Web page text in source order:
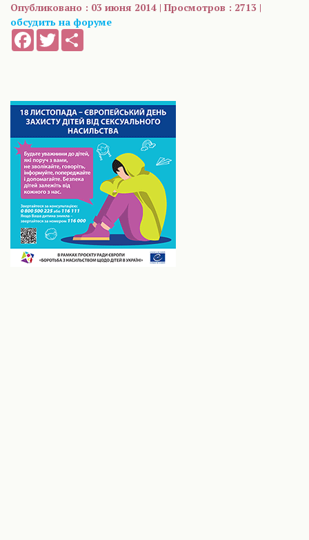
Опубликовано : 03 июня 2014 | Просмотров : 2713 |
обсудить на форуме
FacebookTwitter